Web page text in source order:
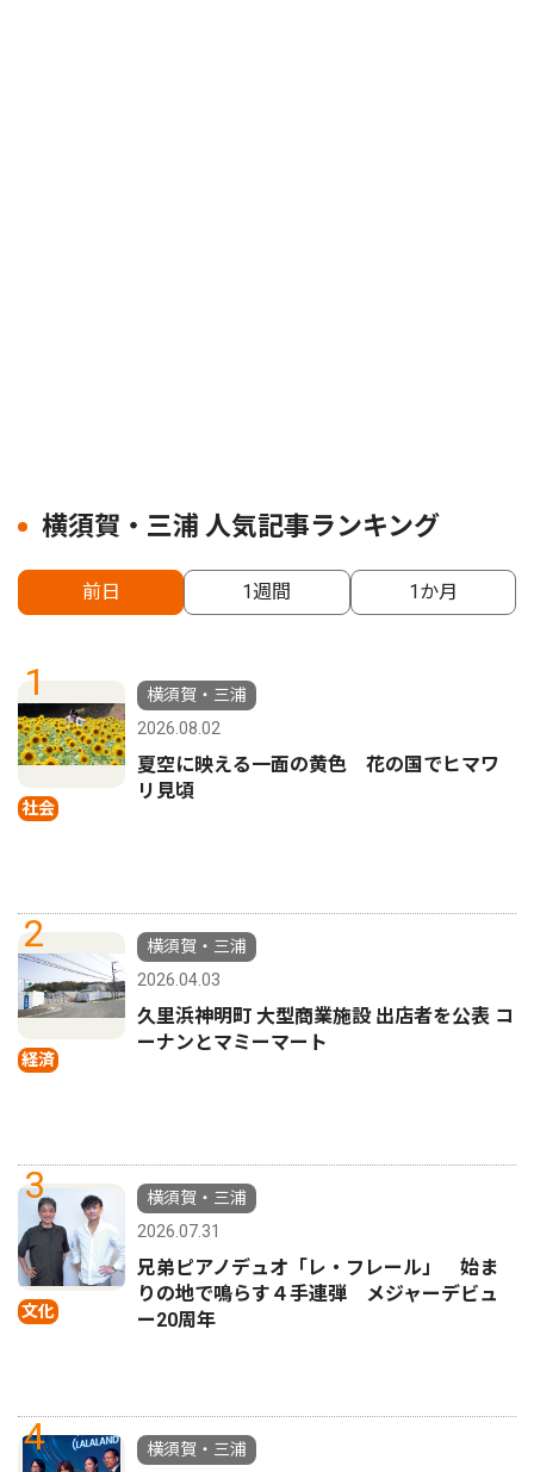
横須賀・三浦 人気記事ランキング
前日 1週間 1か月
1
社会
横須賀・三浦
2026.08.02
夏空に映える一面の黄色 花の国でヒマワ
リ見頃
2
経済
横須賀・三浦
2026.04.03
久里浜神明町 大型商業施設 出店者を公表 コ
ーナンとマミーマート
3
文化
横須賀・三浦
2026.07.31
兄弟ピアノデュオ「レ・フレール」 始ま
りの地で鳴らす４手連弾 メジャーデビュ
ー20周年
4
横須賀・三浦